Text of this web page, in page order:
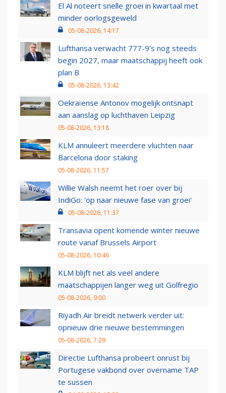
El Al noteert snelle groei in kwartaal met
minder oorlogsgeweld
05-08-2026, 14:17
Lufthansa verwacht 777-9’s nog steeds
begin 2027, maar maatschappij heeft ook
plan B
05-08-2026, 13:42
Oekraïense Antonov mogelijk ontsnapt
aan aanslag op luchthaven Leipzig
05-08-2026, 13:18
KLM annuleert meerdere vluchten naar
Barcelona door staking
05-08-2026, 11:57
Willie Walsh neemt het roer over bij
IndiGo: 'op naar nieuwe fase van groei'
05-08-2026, 11:37
Transavia opent komende winter nieuwe
route vanaf Brussels Airport
05-08-2026, 10:46
KLM blijft net als veel andere
maatschappijen langer weg uit Golfregio
05-08-2026, 9:00
Riyadh Air breidt netwerk verder uit:
opnieuw drie nieuwe bestemmingen
05-08-2026, 7:29
Directie Lufthansa probeert onrust bij
Portugese vakbond over overname TAP
te sussen